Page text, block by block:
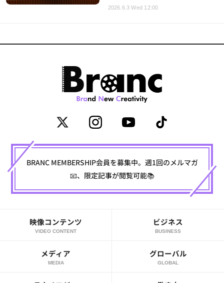
2026.6.3 Wed 12:00
BRANC MEMBERSHIP会員を募集中。週1回のメルマガ
📧、限定記事が閲覧可能📚
映像コンテンツ
VIDEO CONTENT
ビジネス
BUSINESS
メディア
MEDIA
グローバル
GLOBAL